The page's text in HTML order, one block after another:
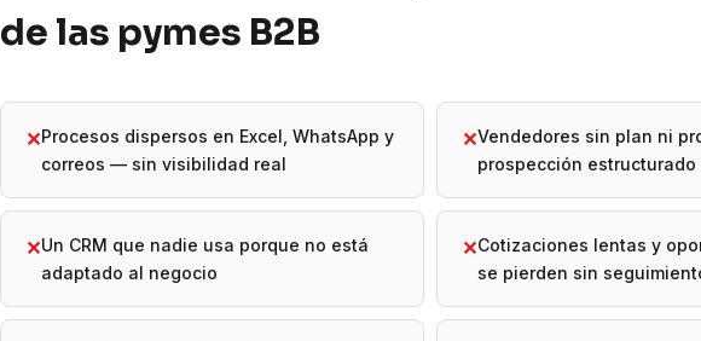
de las pymes B2B
✕Procesos dispersos en Excel, WhatsApp y
correos — sin visibilidad real
✕Vendedores sin plan ni
prospección estructurado
✕Un CRM que nadie usa porque no está
adaptado al negocio
✕Cotizaciones lentas y
se pierden sin